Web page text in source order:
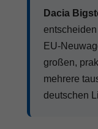
Dacia
EU-
großen,
mehrere
deutschen